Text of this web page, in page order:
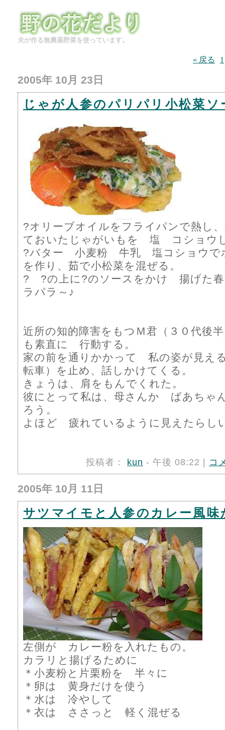
夫が作る無農薬野菜を使っています。
« 戻る 1
2005年 10月 23日
じゃが人参のパリパリ小松菜ソ
?オリーブオイルをフライパンで熱し
ておいたじゃがいもを 塩 コショウ
?バター 小麦粉 牛乳 塩コショウで
を作り、茹で小松菜を混ぜる。
? ?の上に?のソースをかけ 揚げた春
ラパラ～♪
近所の知的障害をもつＭ君（３０代後
も素直に 行動する。
家の前を通りかかって 私の姿が見え
転車）を止め、話しかけてくる。
きょうは、肩をもんでくれた。
彼にとって私は、母さんか ばあちゃ
ろう。
よほど 疲れているように見えたらし
投稿者： kun - 午後 08:22 | コ
2005年 10月 11日
サツマイモと人参のカレー風味
左側が カレー粉を入れたもの。
カラリと揚げるために
＊小麦粉と片栗粉を 半々に
＊卵は 黄身だけを使う
＊水は 冷やして
＊衣は ささっと 軽く混ぜる